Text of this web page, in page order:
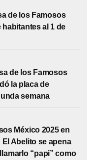
de los Famosos
habitantes al 1 de
de los Famosos
la placa de
semana
México 2025 en
Abelito se apena
“papi” como